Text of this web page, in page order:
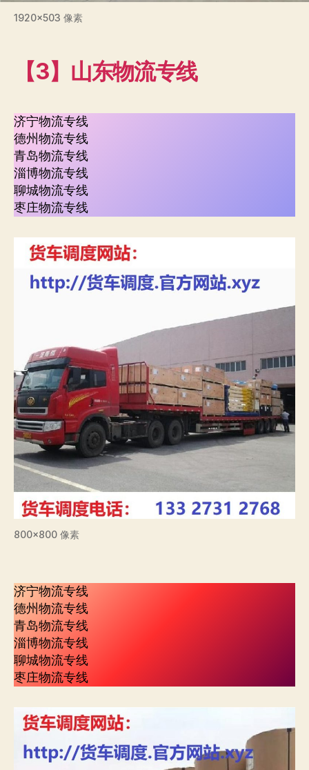
1920×503 像素
【3】山东物流专线
济宁物流专线
德州物流专线
青岛物流专线
淄博物流专线
聊城物流专线
枣庄物流专线
800×800 像素
济宁物流专线
德州物流专线
青岛物流专线
淄博物流专线
聊城物流专线
枣庄物流专线